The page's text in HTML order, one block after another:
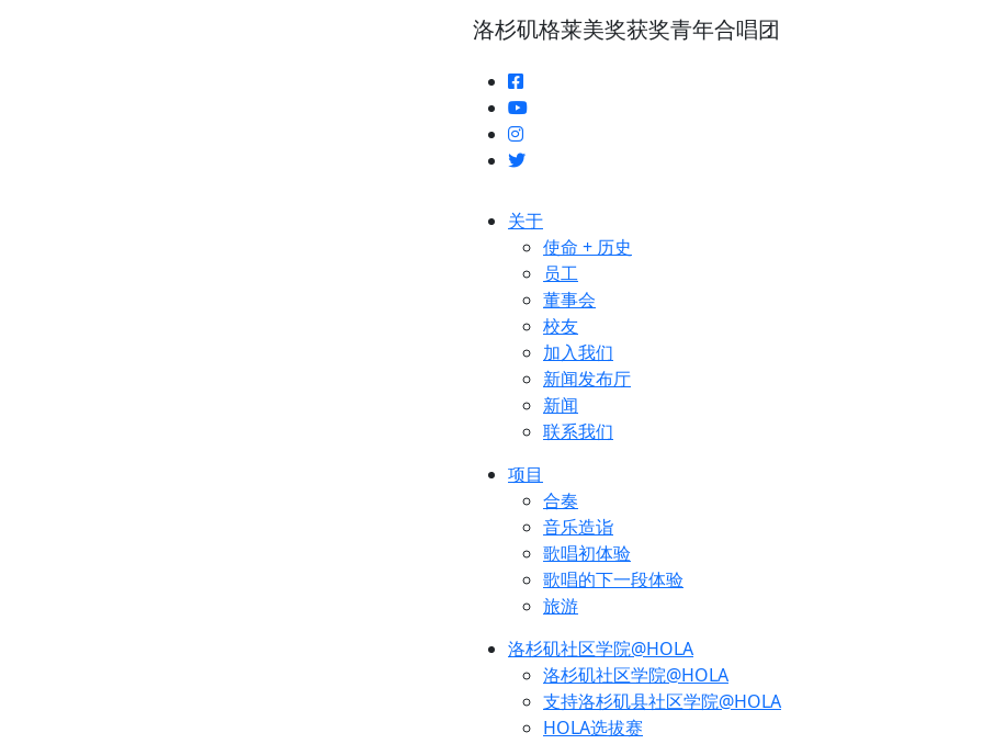
洛杉矶格莱美奖获奖青年合唱团
关于
使命 + 历史
员工
董事会
校友
加入我们
新闻发布厅
新闻
联系我们
项目
合奏
音乐造诣
歌唱初体验
歌唱的下一段体验
旅游
洛杉矶社区学院@HOLA
洛杉矶社区学院@HOLA
支持洛杉矶县社区学院@HOLA
HOLA选拔赛